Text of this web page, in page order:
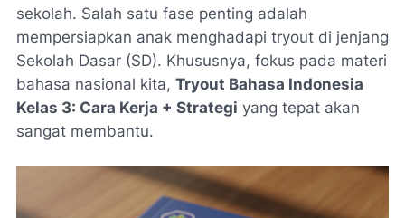
sekolah. Salah satu fase penting adalah
mempersiapkan anak menghadapi tryout di jenjang
Sekolah Dasar (SD). Khususnya, fokus pada materi
bahasa nasional kita, Tryout Bahasa Indonesia
Kelas 3: Cara Kerja + Strategi yang tepat akan
sangat membantu.